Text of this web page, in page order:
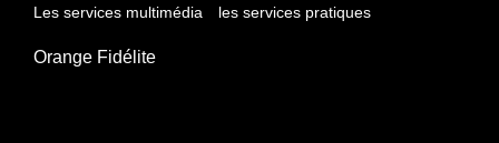
Les services multimédia les services pratiques
Orange Fidélite